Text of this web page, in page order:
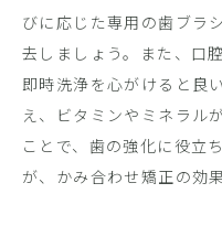
びに応じた専用の歯ブラ
去しましょう。また、口
即時洗浄を心がけると良
え、ビタミンやミネラル
ことで、歯の強化に役立
が、かみ合わせ矯正の効